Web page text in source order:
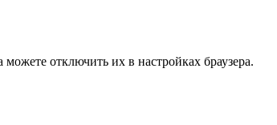
отключить их в настройках браузера.